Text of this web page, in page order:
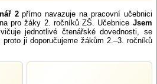
2přímo navazuje na pracovní učebnici
pro žáky 2. ročníků ZŠ. Učebnice Jsem
jednotlivé čtenářské dovednosti, se
ji doporučujeme žákům 2.–3. ročníků